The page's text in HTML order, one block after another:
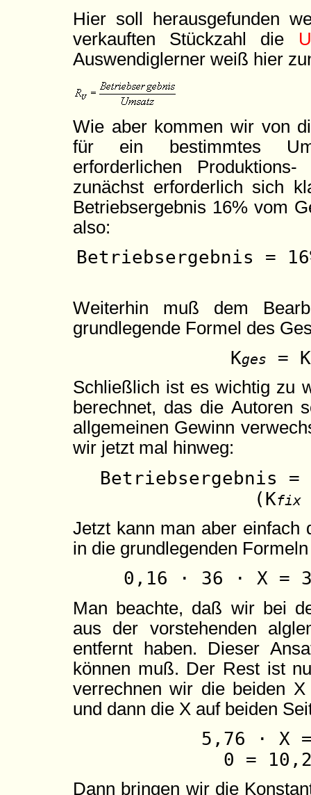
Hier soll herausgefunden
verkauften Stückzahl die
Auswendiglerner weiß hier
Wie aber kommen wir von
für ein bestimmtes
erforderlichen
zunächst erforderlich sich
Betriebsergebnis 16% vom
also:
Betriebsergebnis =
Weiterhin muß dem
grundlegende Formel des
Kges = K
Schließlich ist es wichtig zu
berechnet, das die Autoren
allgemeinen Gewinn
wir jetzt mal hinweg:
Betriebsergebnis =
(Kfix
Jetzt kann man aber einfach
in die grundlegenden
0,16 · 36 · X =
Man beachte, daß wir bei
aus der vorstehenden
entfernt haben. Dieser
können muß. Der Rest ist
verrechnen wir die beiden
und dann die X auf beiden
5,76 · X
0 =
Dann bringen wir die